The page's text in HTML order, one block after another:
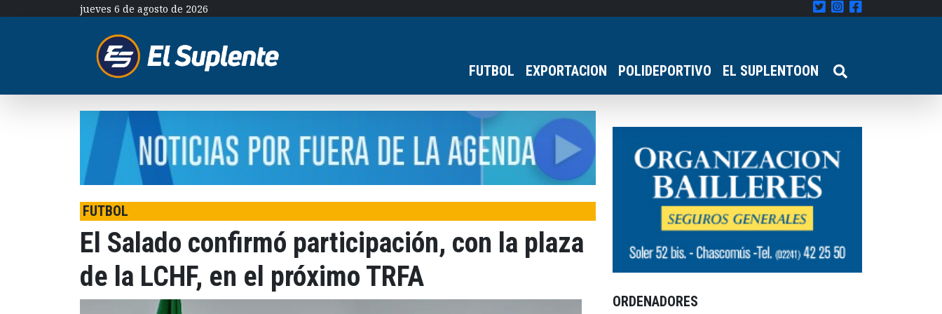
jueves 6 de agosto de 2026
FUTBOL EXPORTACION POLIDEPORTIVO EL SUPLENTOON
FUTBOL
El Salado confirmó participación, con la plaza
de la LCHF, en el próximo TRFA
ORDENADORES